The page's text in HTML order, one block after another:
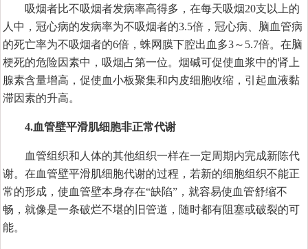
吸烟者比不吸烟者发病率高得多，在每天吸烟20支以上的
人中，冠心病的发病率为不吸烟者的3.5倍，冠心病、脑血管病
的死亡率为不吸烟者的6倍，蛛网膜下腔出血多3～5.7倍。在脑
梗死的危险因素中，吸烟占第一位。烟碱可促使血浆中的肾上
腺素含量增高，促使血小板聚集和内皮细胞收缩，引起血液黏
滞因素的升高。
4.血管壁平滑肌细胞非正常代谢
血管组织和人体的其他组织一样在一定周期内完成新陈代
谢。在血管壁平滑肌细胞代谢的过程，若新的细胞组织不能正
常的形成，使血管壁本身存在“缺陷”，就容易使血管舒缩不
畅，就像是一条破烂不堪的旧管道，随时都有阻塞或破裂的可
能。